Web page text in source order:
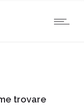
trovare